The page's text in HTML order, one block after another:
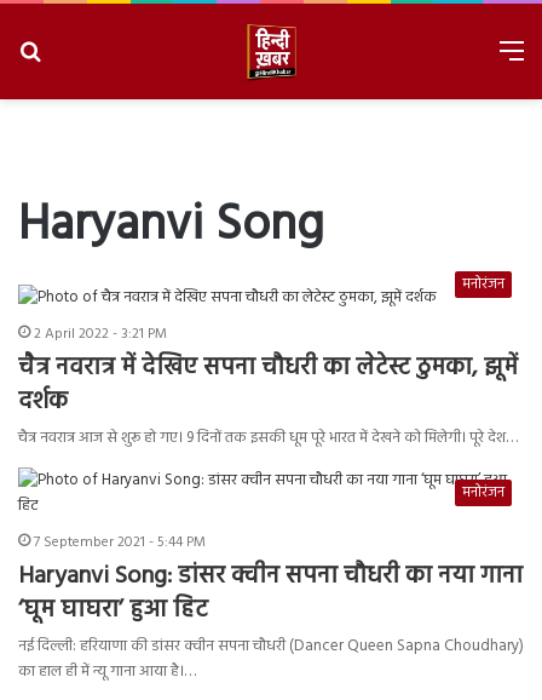
Haryanvi Song
मनोरंजन
2 April 2022 - 3:21 PM
चैत्र नवरात्र में देखिए सपना चौधरी का लेटेस्ट ठुमका, झूमें
दर्शक
चैत्र नवरात्र आज से शुरू हो गए। 9 दिनों तक इसकी धूम पूरे भारत में देखने को मिलेगी। पूरे देश…
मनोरंजन
7 September 2021 - 5:44 PM
Haryanvi Song: डांसर क्वीन सपना चौधरी का नया गाना
‘घूम घाघरा’ हुआ हिट
नई दिल्ली: हरियाणा की डांसर क्वीन सपना चौधरी (Dancer Queen Sapna Choudhary)
का हाल ही में न्यू गाना आया है।…